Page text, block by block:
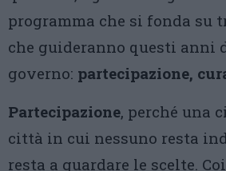
programma che si fonda su
che guideranno questi anni
governo: partecipazione,
Partecipazione, perché una
città in cui nessuno resta
resta a guardare le scelte.